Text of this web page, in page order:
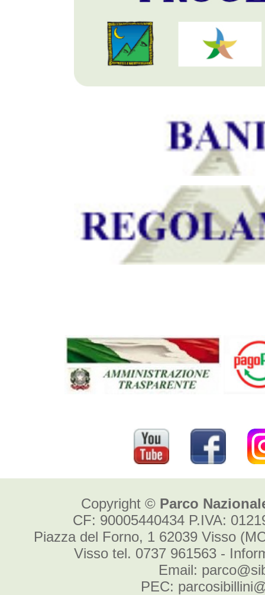
Copyright © Parco
CF: 90005440434 P.IVA:
Piazza del Forno, 1 62039 Visso
Visso tel. 0737 961563 -
Email:
PEC: